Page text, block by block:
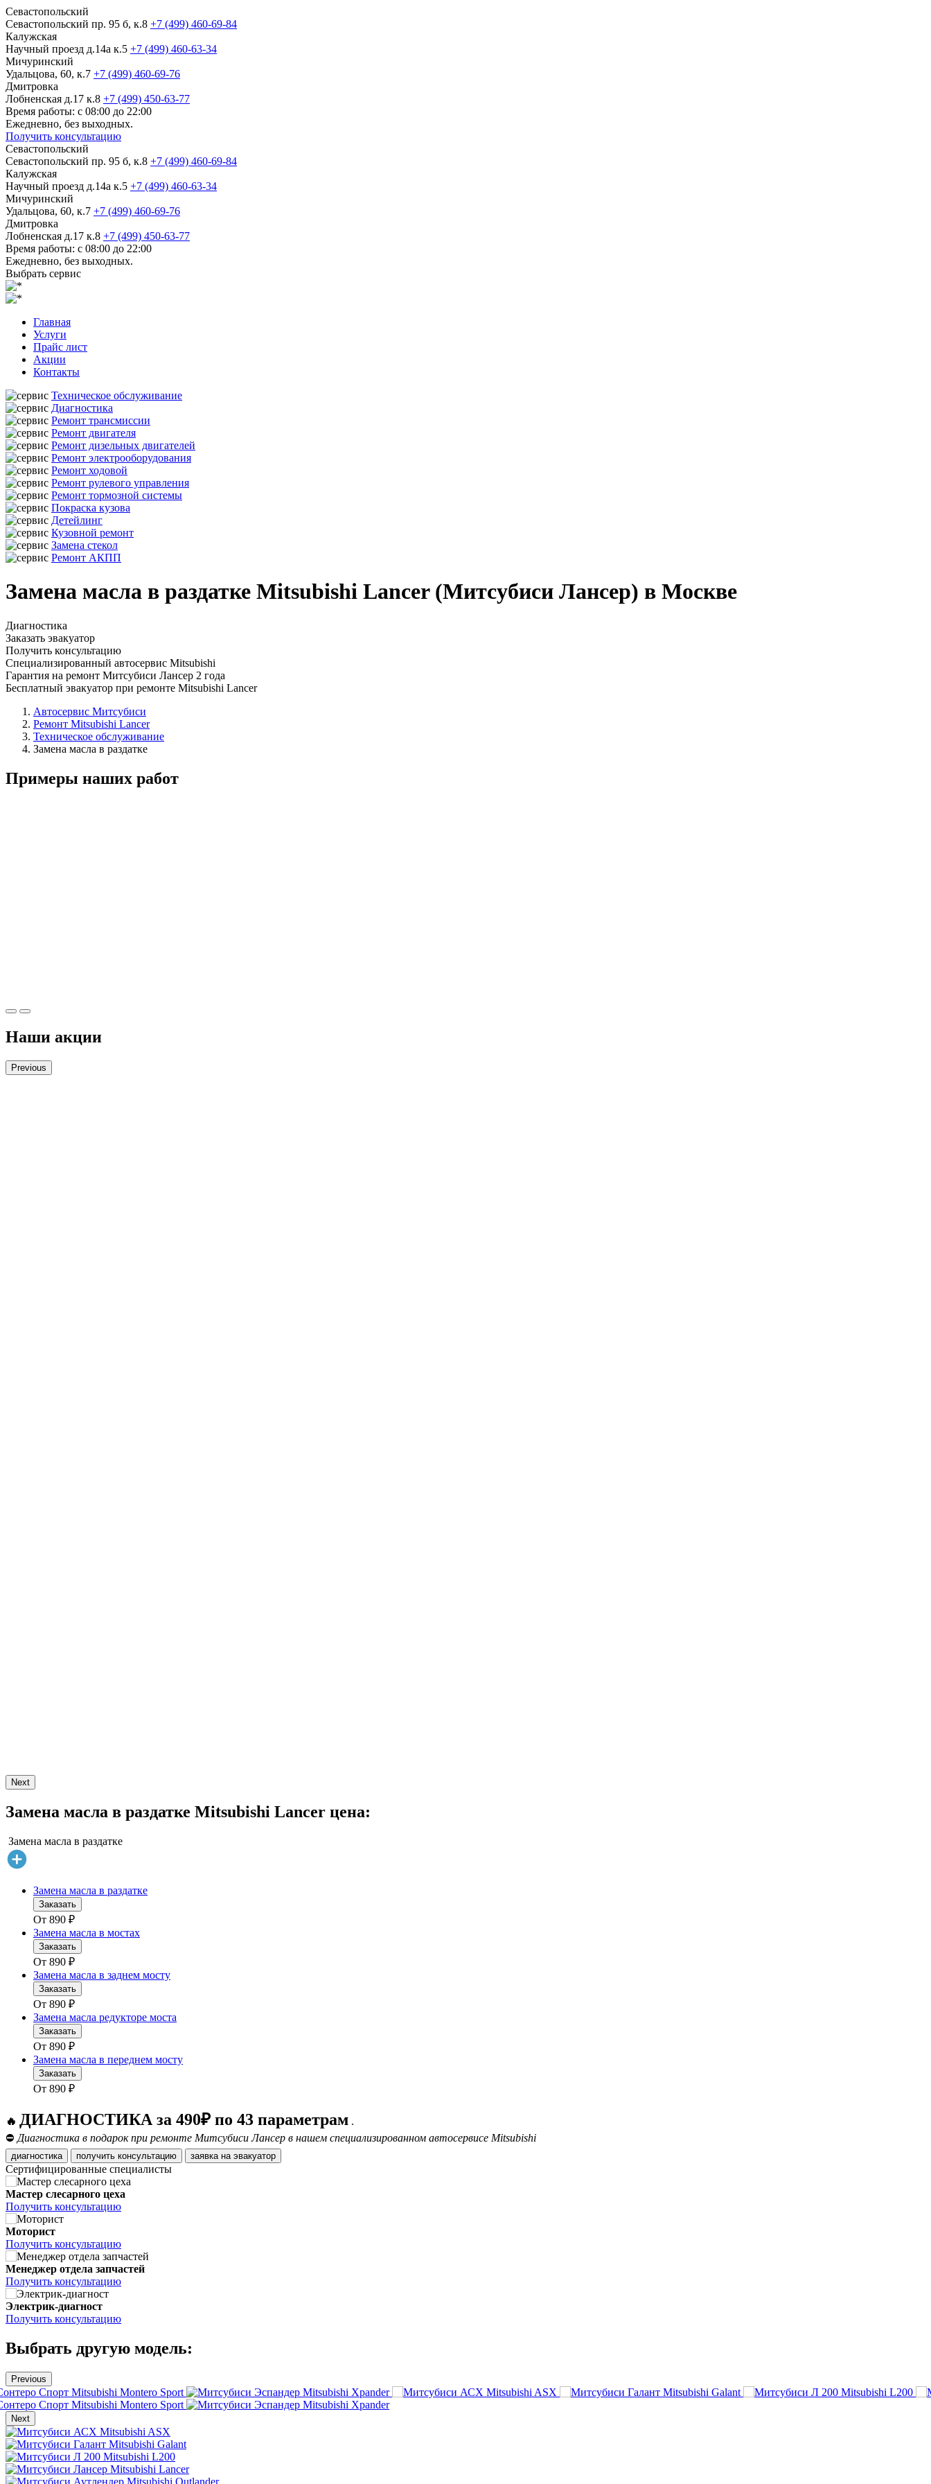
Севастопольский
Севастопольский пр. 95 б, к.8 +7 (499) 460-69-84
Калужская
Научный проезд д.14а к.5 +7 (499) 460-63-34
Мичуринский
Удальцова, 60, к.7 +7 (499) 460-69-76
Дмитровка
Лобненская д.17 к.8 +7 (499) 450-63-77
Время работы: с 08:00 до 22:00
Ежедневно, без выходных.
Получить консультацию
Севастопольский
Севастопольский пр. 95 б, к.8 +7 (499) 460-69-84
Калужская
Научный проезд д.14а к.5 +7 (499) 460-63-34
Мичуринский
Удальцова, 60, к.7 +7 (499) 460-69-76
Дмитровка
Лобненская д.17 к.8 +7 (499) 450-63-77
Время работы: с 08:00 до 22:00
Ежедневно, без выходных.
Выбрать сервис
Главная
Услуги
Прайс лист
Акции
Контакты
Техническое обслуживание
Диагностика
Ремонт трансмиссии
Ремонт двигателя
Ремонт дизельных двигателей
Ремонт электрооборудования
Ремонт ходовой
Ремонт рулевого управления
Ремонт тормозной системы
Покраска кузова
Детейлинг
Кузовной ремонт
Замена стекол
Ремонт АКПП
Замена масла в раздатке Mitsubishi Lancer (Митсубиси Лансер) в Москве
Диагностика
Заказать эвакуатор
Получить консультацию
Специализированный автосервис Mitsubishi
Гарантия на ремонт Митсубиси Лансер 2 года
Бесплатный эвакуатор при ремонте Mitsubishi Lancer
Автосервис Митсубиси
Ремонт Mitsubishi Lancer
Техническое обслуживание
Замена масла в раздатке
Примеры наших работ
Наши акции
Previous
Next
Замена масла в раздатке Mitsubishi Lancer цена:
Замена масла в раздатке
Замена масла в раздатке
Заказать
От 890 ₽
Замена масла в мостах
Заказать
От 890 ₽
Замена масла в заднем мосту
Заказать
От 890 ₽
Замена масла редукторе моста
Заказать
От 890 ₽
Замена масла в переднем мосту
Заказать
От 890 ₽
🔥 ДИАГНОСТИКА за 490₽ по 43 параметрам .
⛔ Диагностика в подарок при ремонте Митсубиси Лансер в нашем специализированном автосервисе Mitsubishi
диагностика получить консультацию заявка на эвакуатор
Сертифицированные специалисты
Мастер слесарного цеха
Получить консультацию
Моторист
Получить консультацию
Менеджер отдела запчастей
Получить консультацию
Электрик-диагност
Получить консультацию
Выбрать другую модель:
Previous
Mitsubishi Montero Sport Mitsubishi Xpander Mitsubishi ASX Mitsubishi Galant
Mitsubishi L200
Mitsubishi Montero Sport
Mitsubishi Xpander
Next
Mitsubishi ASX
Mitsubishi Galant
Mitsubishi L200
Mitsubishi Lancer